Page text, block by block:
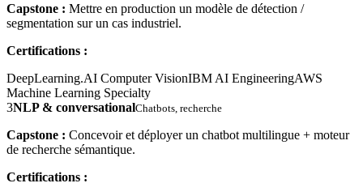
Capstone : Mettre en production un modèle de détection /
segmentation sur un cas industriel.
Certifications :
DeepLearning.AI Computer VisionIBM AI EngineeringAWS
Machine Learning Specialty
3NLP & conversationalChatbots, recherche
Capstone : Concevoir et déployer un chatbot multilingue + moteur
de recherche sémantique.
Certifications :